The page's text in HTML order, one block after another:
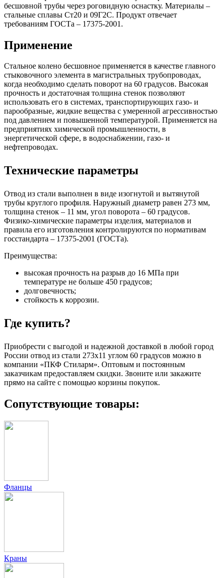
бесшовной трубы через роговидную оснастку. Материалы –
стальные сплавы Ст20 и 09Г2С. Продукт отвечает
требованиям ГОСТа – 17375-2001.
Применение
Стальное колено бесшовное применяется в качестве главного
стыковочного элемента в магистральных трубопроводах,
когда необходимо сделать поворот на 60 градусов. Высокая
прочность и достаточная толщина стенок позволяют
использовать его в системах, транспортирующих газо- и
парообразные, жидкие вещества с умеренной агрессивностью
под давлением и повышенной температурой. Применяется на
предприятиях химической промышленности, в
энергетической сфере, в водоснабжении, газо- и
нефтепроводах.
Технические параметры
Отвод из стали выполнен в виде изогнутой и вытянутой
трубы круглого профиля. Наружный диаметр равен 273 мм,
толщина стенок – 11 мм, угол поворота – 60 градусов.
Физико-химические параметры изделия, материалов и
правила его изготовления контролируются по нормативам
госстандарта – 17375-2001 (ГОСТа).
Преимущества:
высокая прочность на разрыв до 16 МПа при
температуре не больше 450 градусов;
долговечность;
стойкость к коррозии.
Где купить?
Приобрести с выгодой и надежной доставкой в любой город
России отвод из стали 273х11 углом 60 градусов можно в
компании «ПКФ Стиларм». Оптовым и постоянным
заказчикам предоставляем скидки. Звоните или закажите
прямо на сайте с помощью корзины покупок.
Сопутствующие товары:
Фланцы
Краны